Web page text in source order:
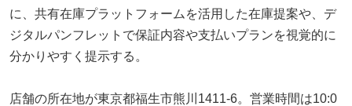
に、共有在庫プラットフォームを活用した在庫提案や、デ
ジタルパンフレットで保証内容や支払いプランを視覚的に
分かりやすく提示する。
店舗の所在地が東京都福生市熊川1411-6。営業時間は10:0